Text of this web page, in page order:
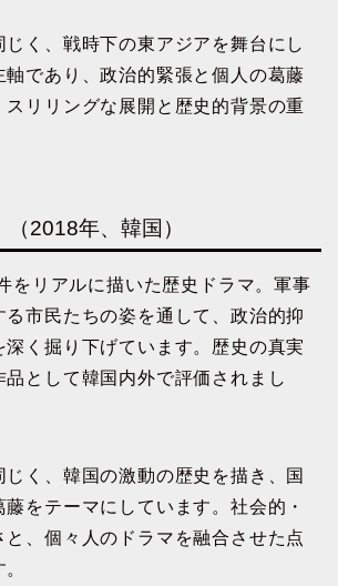
じく、戦時下の東アジアを舞台にし
軸であり、政治的緊張と個人の葛藤
スリリングな展開と歴史的背景の重
（2018年、韓国）
をリアルに描いた歴史ドラマ。軍事
市民たちの姿を通して、政治的抑
深く掘り下げています。歴史の真実
品として韓国内外で評価されまし
じく、韓国の激動の歴史を描き、国
をテーマにしています。社会的・
、個々人のドラマを融合させた点